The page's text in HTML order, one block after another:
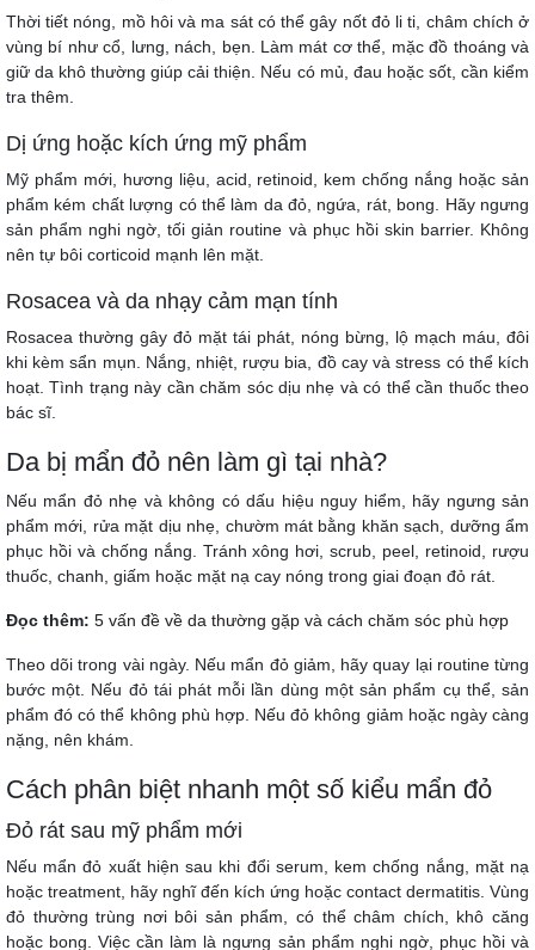
Thời tiết nóng, mồ hôi và ma sát có thể gây nốt đỏ li ti, châm chích ở
vùng bí như cổ, lưng, nách, bẹn. Làm mát cơ thể, mặc đồ thoáng và
giữ da khô thường giúp cải thiện. Nếu có mủ, đau hoặc sốt, cần kiểm
tra thêm.
Dị ứng hoặc kích ứng mỹ phẩm
Mỹ phẩm mới, hương liệu, acid, retinoid, kem chống nắng hoặc sản
phẩm kém chất lượng có thể làm da đỏ, ngứa, rát, bong. Hãy ngưng
sản phẩm nghi ngờ, tối giản routine và phục hồi skin barrier. Không
nên tự bôi corticoid mạnh lên mặt.
Rosacea và da nhạy cảm mạn tính
Rosacea thường gây đỏ mặt tái phát, nóng bừng, lộ mạch máu, đôi
khi kèm sẩn mụn. Nắng, nhiệt, rượu bia, đồ cay và stress có thể kích
hoạt. Tình trạng này cần chăm sóc dịu nhẹ và có thể cần thuốc theo
bác sĩ.
Da bị mẩn đỏ nên làm gì tại nhà?
Nếu mẩn đỏ nhẹ và không có dấu hiệu nguy hiểm, hãy ngưng sản
phẩm mới, rửa mặt dịu nhẹ, chườm mát bằng khăn sạch, dưỡng ẩm
phục hồi và chống nắng. Tránh xông hơi, scrub, peel, retinoid, rượu
thuốc, chanh, giấm hoặc mặt nạ cay nóng trong giai đoạn đỏ rát.
Đọc thêm: 5 vấn đề về da thường gặp và cách chăm sóc phù hợp
Theo dõi trong vài ngày. Nếu mẩn đỏ giảm, hãy quay lại routine từng
bước một. Nếu đỏ tái phát mỗi lần dùng một sản phẩm cụ thể, sản
phẩm đó có thể không phù hợp. Nếu đỏ không giảm hoặc ngày càng
nặng, nên khám.
Cách phân biệt nhanh một số kiểu mẩn đỏ
Đỏ rát sau mỹ phẩm mới
Nếu mẩn đỏ xuất hiện sau khi đổi serum, kem chống nắng, mặt nạ
hoặc treatment, hãy nghĩ đến kích ứng hoặc contact dermatitis. Vùng
đỏ thường trùng nơi bôi sản phẩm, có thể châm chích, khô căng
hoặc bong. Việc cần làm là ngưng sản phẩm nghi ngờ, phục hồi và